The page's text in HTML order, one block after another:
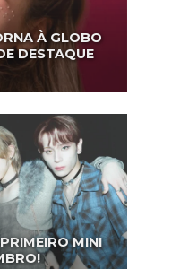
À GLOBO
DESTAQUE
MINI